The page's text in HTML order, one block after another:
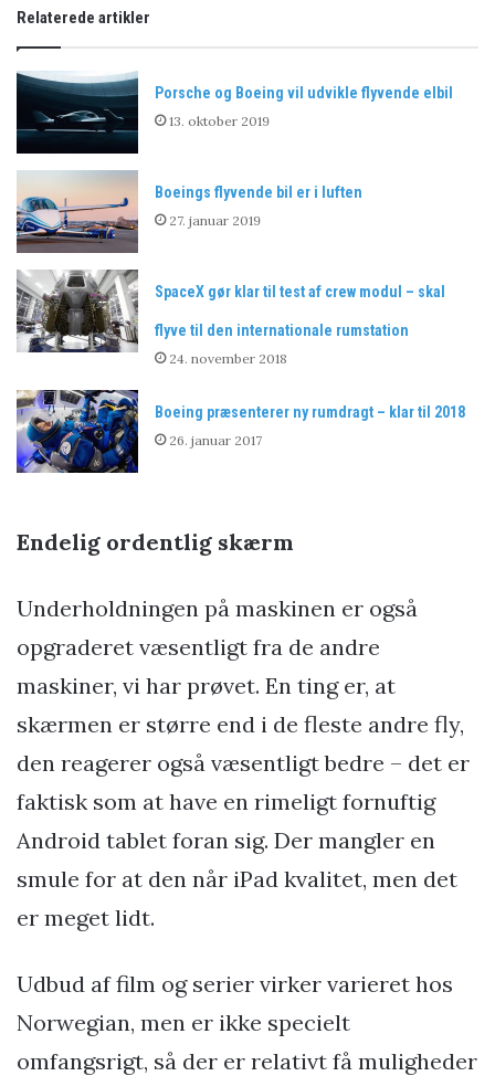
Relaterede artikler
Porsche og Boeing vil udvikle flyvende elbil
13. oktober 2019
Boeings flyvende bil er i luften
27. januar 2019
SpaceX gør klar til test af crew modul – skal
flyve til den internationale rumstation
24. november 2018
Boeing præsenterer ny rumdragt – klar til 2018
26. januar 2017
Endelig ordentlig skærm
Underholdningen på maskinen er også
opgraderet væsentligt fra de andre
maskiner, vi har prøvet. En ting er, at
skærmen er større end i de fleste andre fly,
den reagerer også væsentligt bedre – det er
faktisk som at have en rimeligt fornuftig
Android tablet foran sig. Der mangler en
smule for at den når iPad kvalitet, men det
er meget lidt.
Udbud af film og serier virker varieret hos
Norwegian, men er ikke specielt
omfangsrigt, så der er relativt få muligheder